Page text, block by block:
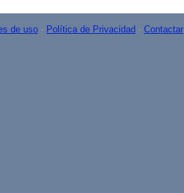
de uso - Política de Privacidad - Contactar